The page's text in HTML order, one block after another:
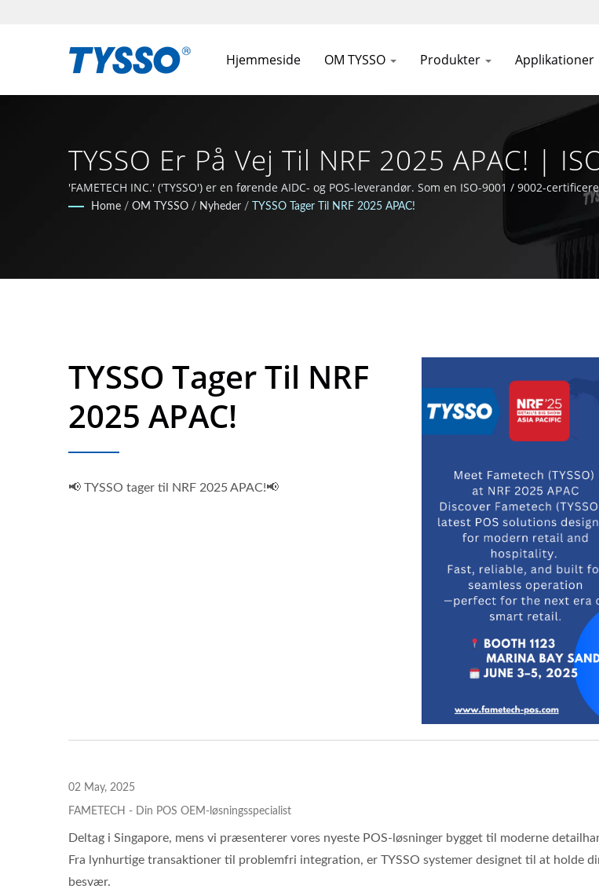
Hjemmeside OM TYSSO Produkter Applikationer
TYSSO Er På Vej Til NRF 2025 APAC! |
AIDC & POS Systemproducent |
'FAMETECH INC.' ('TYSSO') er en førende AIDC- og POS-leverandør. Som en ISO-9001 / 9002-
forskning og udvikling, og hele teamet er dedikeret til at være på forkant med Auto-ID- og POS-
Home / OM TYSSO / Nyheder / TYSSO Tager Til NRF 2025 APAC!
TYSSO Tager Til NRF
2025 APAC!
📢 TYSSO tager til NRF 2025 APAC!📢
02 May, 2025
FAMETECH - Din POS OEM-løsningsspecialist
Deltag i Singapore, mens vi præsenterer vores nyeste POS-løsninger bygget til moderne
Fra lynhurtige transaktioner til problemfri integration, er TYSSO systemer designet til at holde
besvær.